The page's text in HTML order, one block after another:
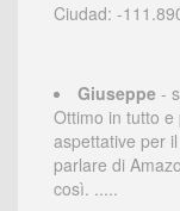
Ciudad: -
Giuseppe -
Ottimo in tutto
aspettative per
parlare di
così. .....